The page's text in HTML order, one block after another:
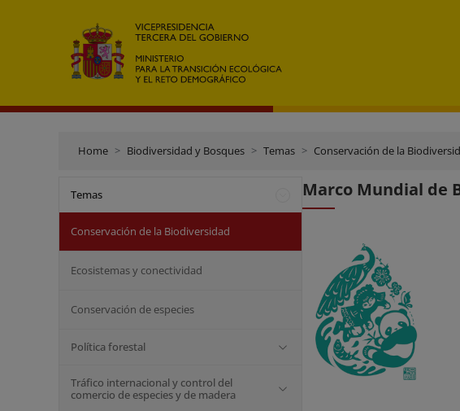
Home Biodiversidad y Bosques Temas Conservación de la
Temas
Conservación de la Biodiversidad
Ecosistemas y conectividad
Conservación de especies
Política forestal
Tráfico internacional y control del
comercio de especies y de madera
Marco Mundial de